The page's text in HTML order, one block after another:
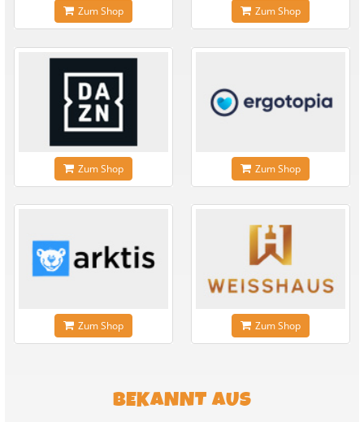
Zum Shop Zum Shop
Zum Shop Zum Shop
Zum Shop Zum Shop
BEKANNT AUS